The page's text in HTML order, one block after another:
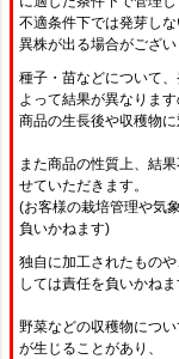
不適条件下では発芽し
異株が出る場合がござい
種子・苗などについて
よって結果が異なります
商品の生長後や収穫物に
また商品の性質上、結
せていただきます。
(お客様の栽培管理や気
負いかねます)
独自に加工されたもの
しては責任を負いかねま
野菜などの収穫物につ
が生じることがあり、